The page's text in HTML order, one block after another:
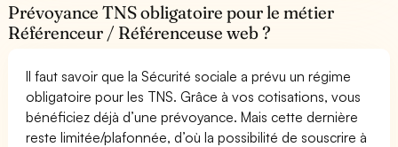
Prévoyance TNS obligatoire pour le métier
Référenceur / Référenceuse web ?
Il faut savoir que la Sécurité sociale a prévu un régime
obligatoire pour les TNS. Grâce à vos cotisations, vous
bénéficiez déjà d’une prévoyance. Mais cette dernière
reste limitée/plafonnée, d’où la possibilité de souscrire à